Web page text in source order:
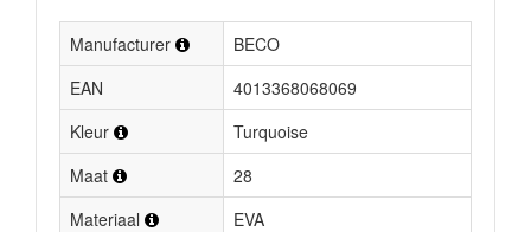
Manufacturer
BECO
EAN
4013368068069
Kleur
Turquoise
Maat
28
Materiaal
EVA